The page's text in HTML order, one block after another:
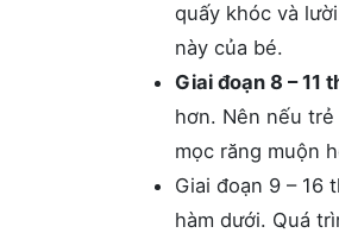
quấy khóc và
này của bé.
Giai đoạn 8 – 11
hơn. Nên nếu
mọc răng muộn
Giai đoạn 9 – 16
hàm dưới. Quá